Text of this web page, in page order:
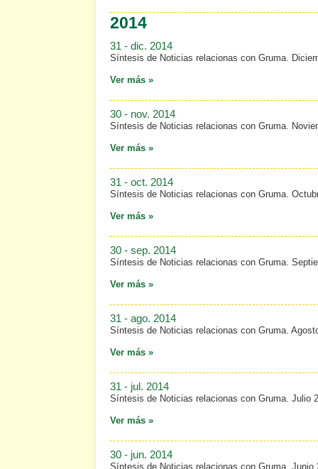
2014
31 - dic. 2014
Síntesis de Noticias relacionas con Gruma.
Ver más »
30 - nov. 2014
Síntesis de Noticias relacionas con Gruma.
Ver más »
31 - oct. 2014
Síntesis de Noticias relacionas con Gruma.
Ver más »
30 - sep. 2014
Síntesis de Noticias relacionas con Gruma.
Ver más »
31 - ago. 2014
Síntesis de Noticias relacionas con Gruma.
Ver más »
31 - jul. 2014
Síntesis de Noticias relacionas con Gruma. Julio
Ver más »
30 - jun. 2014
Síntesis de Noticias relacionas con Gruma. Junio